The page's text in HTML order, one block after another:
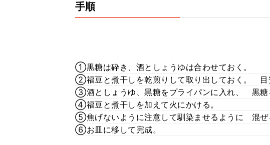
手順
①黒糖は砕き、酒としょうゆは合わせておく。
②福豆と煮干しを乾煎りして取り出しておく。 目
③酒としょうゆ、黒糖をプライパンに入れ、 黒糖
④福豆と煮干しを加えて火にかける。
⑤焦げないように注意して馴染ませるように 混ぜ
⑥お皿に移して完成。